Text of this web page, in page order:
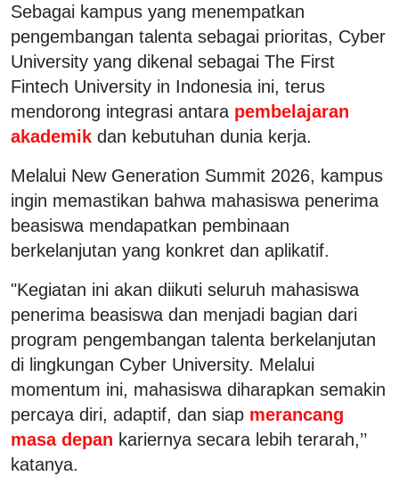
Sebagai kampus yang menempatkan
pengembangan talenta sebagai prioritas, Cyber
University yang dikenal sebagai The First
Fintech University in Indonesia ini, terus
mendorong integrasi antara pembelajaran
akademik dan kebutuhan dunia kerja.
Melalui New Generation Summit 2026, kampus
ingin memastikan bahwa mahasiswa penerima
beasiswa mendapatkan pembinaan
berkelanjutan yang konkret dan aplikatif.
"Kegiatan ini akan diikuti seluruh mahasiswa
penerima beasiswa dan menjadi bagian dari
program pengembangan talenta berkelanjutan
di lingkungan Cyber University. Melalui
momentum ini, mahasiswa diharapkan semakin
percaya diri, adaptif, dan siap merancang
masa depan kariernya secara lebih terarah,’’
katanya.